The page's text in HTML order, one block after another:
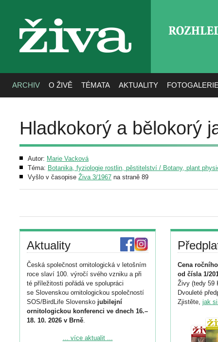
živa
ARCHIV O ŽIVĚ TÉMATA AKTUALITY
Hladkokorý a bělokorý
Autor: Marie Vacková
Téma: Botanika, fyziologie rostlin, pěstitelství / Botany, plant
Vyšlo v časopise Živa 3/1967 na straně 89
Aktuality
Česká společnost ornitologická v letošním
roce slaví 100. výročí svého vzniku a při
té příležitosti pořádá ve spolupráci
se Slovenskou ornitologickou společností
SOS/BirdLife Slovensko jubilejní
ornitologickou konferenci ve dnech 16.–
18. 10. 2026 v Brně.
Podrobnější informace ke konferenci
... více aktualit ...
Cena
od čísla 1/
Živy (tedy 59
Dvouleté
Zjistěte, jak